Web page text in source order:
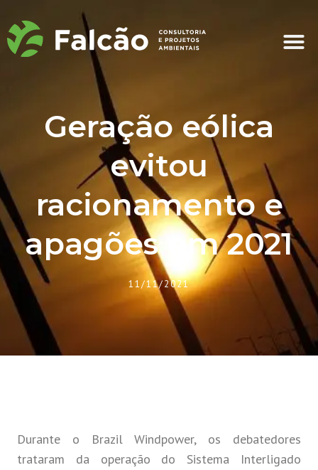
Geração eólica
evitou
racionamento e
apagões em 2021
11/11/2021
Durante o Brazil Windpower, os debatedores
trataram da operação do Sistema Interligado